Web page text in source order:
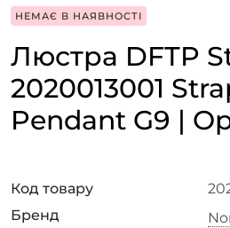
НЕМАЄ В НАЯВНОСТІ
Люстра DFTP
2020013001
Pendant G9 |
Код товару
Бренд